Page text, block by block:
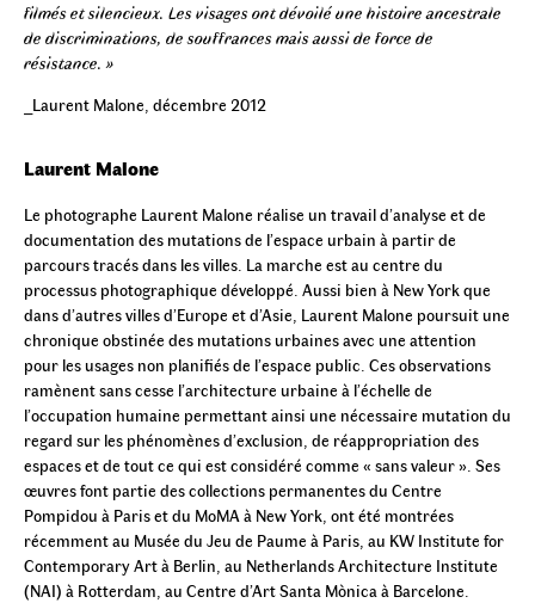
filmés et silencieux. Les visages ont dévoilé une histoire ancestrale
de discriminations, de souffrances mais aussi de force de
résistance. »
_Laurent Malone, décembre 2012
Laurent Malone
Le photographe Laurent Malone réalise un travail d’analyse et de
documentation des mutations de l’espace urbain à partir de
parcours tracés dans les villes. La marche est au centre du
processus photographique développé. Aussi bien à New York que
dans d’autres villes d’Europe et d’Asie, Laurent Malone poursuit une
chronique obstinée des mutations urbaines avec une attention
pour les usages non planifiés de l’espace public. Ces observations
ramènent sans cesse l’architecture urbaine à l’échelle de
l’occupation humaine permettant ainsi une nécessaire mutation du
regard sur les phénomènes d’exclusion, de réappropriation des
espaces et de tout ce qui est considéré comme « sans valeur ». Ses
œuvres font partie des collections permanentes du Centre
Pompidou à Paris et du MoMA à New York, ont été montrées
récemment au Musée du Jeu de Paume à Paris, au KW Institute for
Contemporary Art à Berlin, au Netherlands Architecture Institute
(NAI) à Rotterdam, au Centre d’Art Santa Mònica à Barcelone.